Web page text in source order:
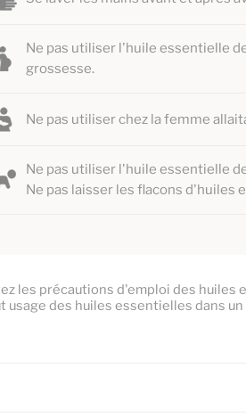
Ne pas utiliser l'huile essentielle
grossesse.
Ne pas utiliser chez la femme
Ne pas utiliser l'huile essentielle
Ne pas laisser les flacons d'huiles
les précautions d'emploi des huiles
usage des huiles essentielles dans